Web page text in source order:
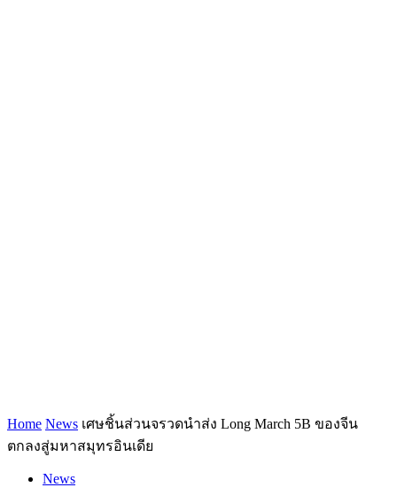
Home News เศษชิ้นส่วนจรวดนำส่ง Long March 5B ของจีน
ตกลงสู่มหาสมุทรอินเดีย
News